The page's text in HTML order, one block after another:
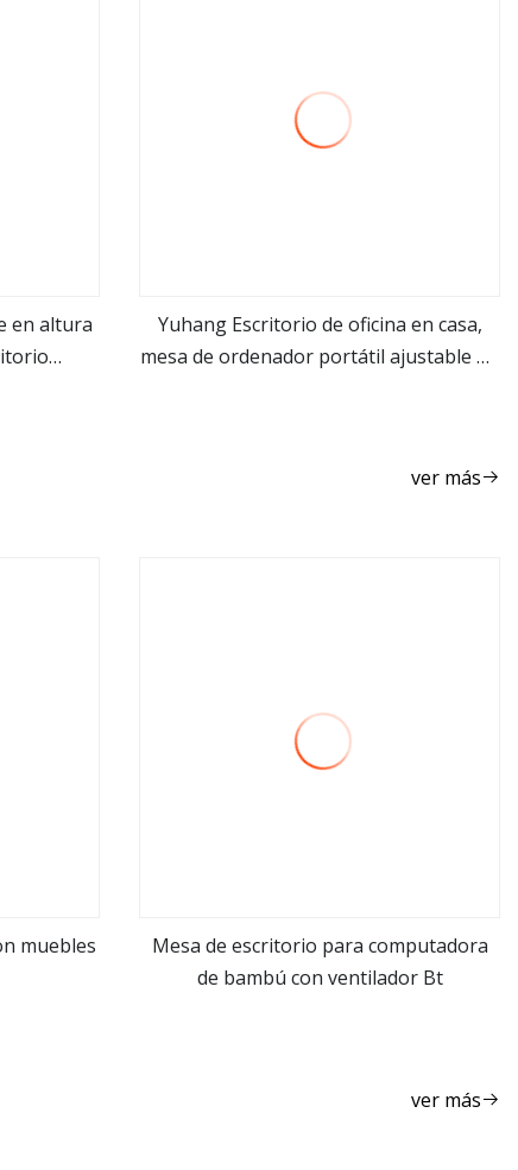
en altura
ver más
Yuhang Escritorio de oficina en casa,
mesa de ordenador portátil ajustable en
ver más
muebles
ver más
Mesa de escritorio para computadora
de bambú con ventilador Bt
ver más